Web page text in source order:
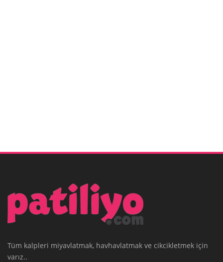
Tüm kalpleri miyavlatmak, havhavlatmak ve cikcikletmek için
varız..